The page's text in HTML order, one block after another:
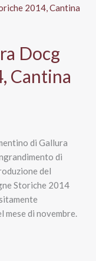
Docg
Cantina
di Gallura
di
del
Storiche 2014
mese di novembre.